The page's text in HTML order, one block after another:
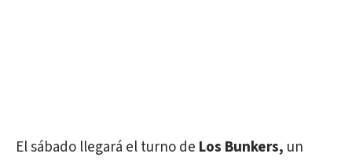
El sábado llegará el turno de Los Bunkers, un